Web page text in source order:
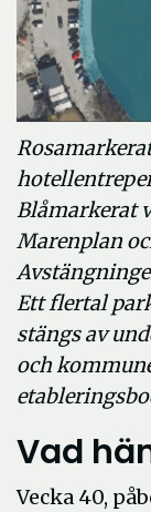
Blåmarkerat
Marenplan
Ett flertal
stängs av
och
Vad
Vecka 40,